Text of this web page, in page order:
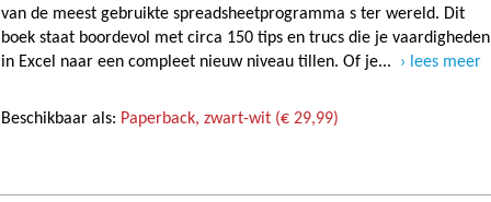
van de meest gebruikte spreadsheetprogramma s ter wereld. Dit
boek staat boordevol met circa 150 tips en trucs die je vaardigheden
in Excel naar een compleet nieuw niveau tillen. Of je...
lees meer
Beschikbaar als: Paperback, zwart-wit (€ 29,99)